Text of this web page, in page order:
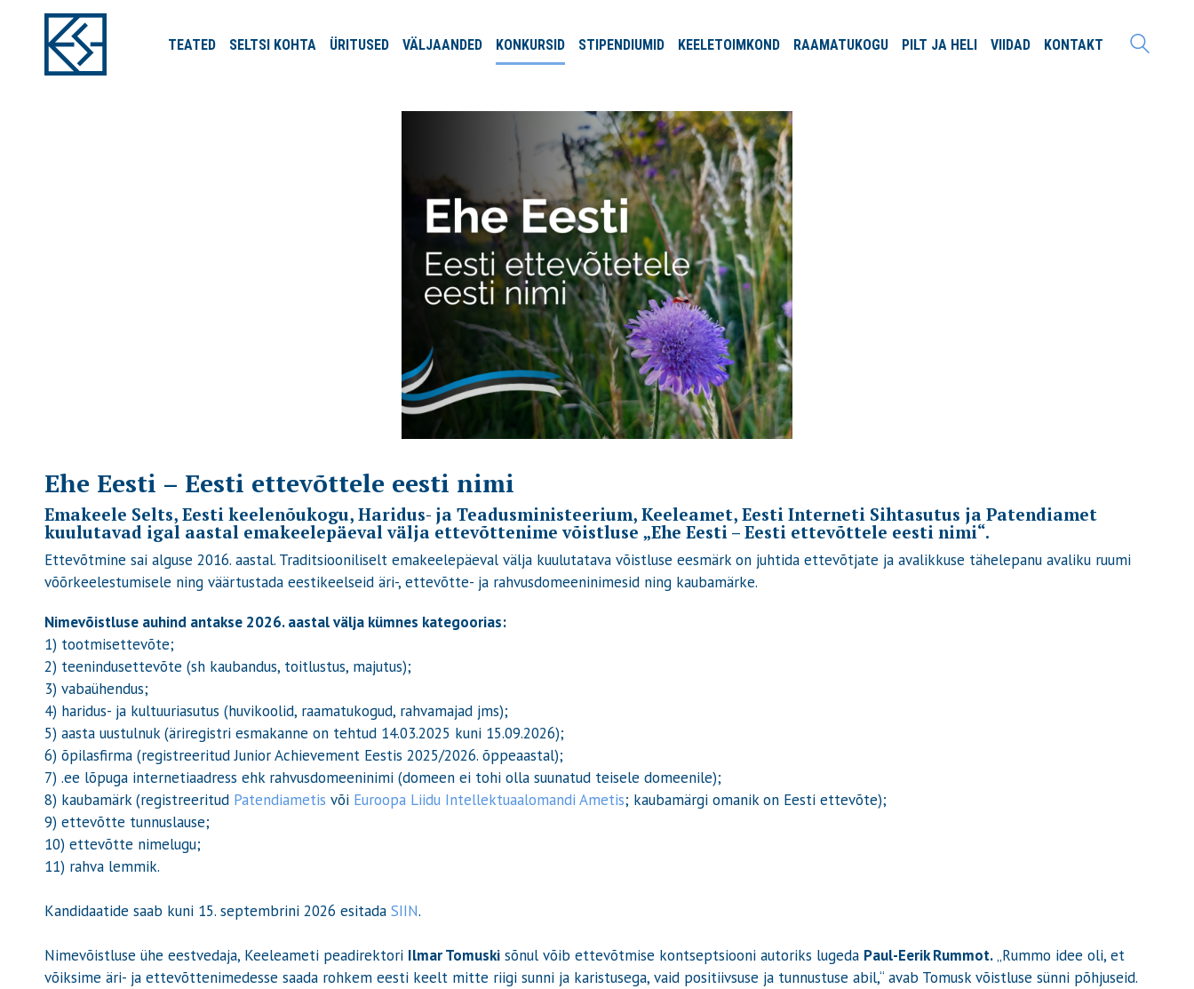
TEATED SELTSI KOHTA ÜRITUSED VÄLJAANDED KONKURSID STIPENDIUMID KEELETOIMKOND RAAMATUKOGU PILT JA HELI VIIDAD KONTAKT
Ehe Eesti – Eesti ettevõttele eesti nimi
Emakeele Selts, Eesti keelenõukogu, Haridus- ja Teadusministeerium, Keeleamet, Eesti Interneti Sihtasutus ja Patendiamet
kuulutavad igal aastal emakeelepäeval välja ettevõttenime võistluse „Ehe Eesti – Eesti ettevõttele eesti nimi“.
Ettevõtmine sai alguse 2016. aastal. Traditsiooniliselt emakeelepäeval välja kuulutatava võistluse eesmärk on juhtida ettevõtjate ja avalikkuse tähelepanu avaliku ruumi
võõrkeelestumisele ning väärtustada eestikeelseid äri-, ettevõtte- ja rahvusdomeeninimesid ning kaubamärke.
Nimevõistluse auhind antakse 2026. aastal välja kümnes kategoorias:
1) tootmisettevõte;
2) teenindusettevõte (sh kaubandus, toitlustus, majutus);
3) vabaühendus;
4) haridus- ja kultuuriasutus (huvikoolid, raamatukogud, rahvamajad jms);
5) aasta uustulnuk (äriregistri esmakanne on tehtud 14.03.2025 kuni 15.09.2026);
6) õpilasfirma (registreeritud Junior Achievement Eestis 2025/2026. õppeaastal);
7) .ee lõpuga internetiaadress ehk rahvusdomeeninimi (domeen ei tohi olla suunatud teisele domeenile);
8) kaubamärk (registreeritud Patendiametis või Euroopa Liidu Intellektuaalomandi Ametis; kaubamärgi omanik on Eesti ettevõte);
9) ettevõtte tunnuslause;
10) ettevõtte nimelugu;
11) rahva lemmik.
Kandidaatide saab kuni 15. septembrini 2026 esitada SIIN.
Nimevõistluse ühe eestvedaja, Keeleameti peadirektori Ilmar Tomuski sõnul võib ettevõtmise kontseptsiooni autoriks lugeda Paul-Eerik Rummot.„Rummo idee oli, et
võiksime äri- ja ettevõttenimedesse saada rohkem eesti keelt mitte riigi sunni ja karistusega, vaid positiivsuse ja tunnustuse abil,“ avab Tomusk võistluse sünni põhjuseid.